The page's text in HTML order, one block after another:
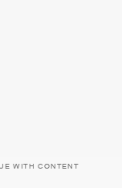
WITH CONTENT